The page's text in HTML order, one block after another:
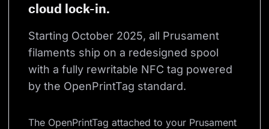
cloud lock-in.
Starting October 2025, all Prusament
filaments ship on a redesigned spool
with a fully rewritable NFC tag powered
by the OpenPrintTag standard.
The OpenPrintTag attached to your Prusament